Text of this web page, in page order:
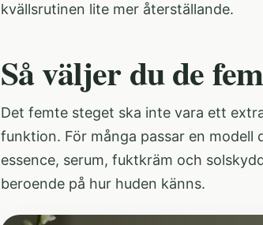
kvällsrutinen lite mer återställande.
Så väljer du de
Det femte steget ska inte vara ett
funktion. För många passar en
essence, serum, fuktkräm och
beroende på hur huden känns.